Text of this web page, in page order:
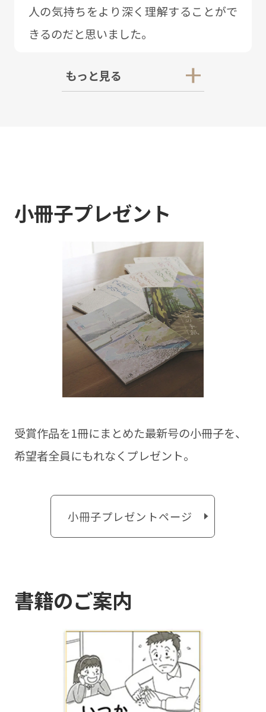
⼈の気持ちをより深く理解することがで
きるのだと思いました。
もっと見る
小冊子プレゼント
受賞作品を1冊にまとめた最新号の⼩冊⼦を、
希望者全員にもれなくプレゼント。
小冊子プレゼントページ
書籍のご案内